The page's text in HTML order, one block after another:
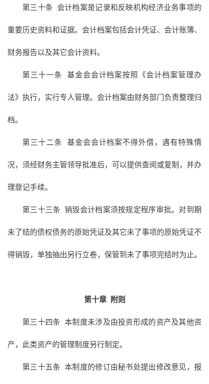
第三十条 会计档案是记录和反映机构经济业务事项的
重要历史资料和证据。会计档案包括会计凭证、会计账簿、
财务报告以及其它会计资料。
第三十一条 基金会会计档案按照《会计档案管理办
法》执行，实行专人管理。会计档案由财务部门负责整理归
档。
第三十二条 基金会会计档案不得外借，遇有特殊情
况，须经财务主管领导批准后，可以提供查阅或复制，并办
理登记手续。
第三十三条 销毁会计档案须按规定程序审批。对到期
未了结的债权债务的原始凭证及其它未了事项的原始凭证不
得销毁，单独抽出另行立卷，保管到未了事项完结时为止。
第十章 附则
第三十四条 本制度未涉及由投资形成的资产及其他资
产，此类资产的管理制度另行制定。
第三十五条 本制度的修订由秘书处提出修改意见，报